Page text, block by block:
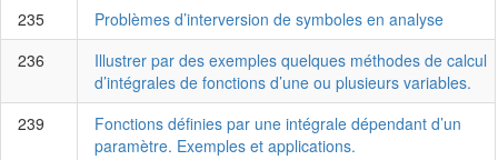
235
Problèmes d’interversion de symboles en analyse
236
Illustrer par des exemples quelques méthodes de calcul
d’intégrales de fonctions d’une ou plusieurs variables.
239
Fonctions définies par une intégrale dépendant d’un
paramètre. Exemples et applications.